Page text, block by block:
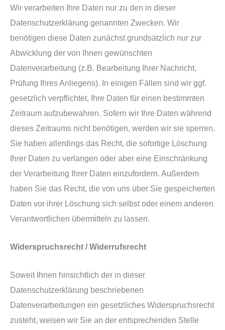
Wir verarbeiten Ihre Daten nur zu den in dieser
Datenschutzerklärung genannten Zwecken. Wir
benötigen diese Daten zunächst grundsätzlich nur zur
Abwicklung der von Ihnen gewünschten
Datenverarbeitung (z.B. Bearbeitung Ihrer Nachricht,
Prüfung Ihres Anliegens). In einigen Fällen sind wir ggf.
gesetzlich verpflichtet, Ihre Daten für einen bestimmten
Zeitraum aufzubewahren. Sofern wir Ihre Daten während
dieses Zeitraums nicht benötigen, werden wir sie sperren.
Sie haben allerdings das Recht, die sofortige Löschung
Ihrer Daten zu verlangen oder aber eine Einschränkung
der Verarbeitung Ihrer Daten einzufordern. Außerdem
haben Sie das Recht, die von uns über Sie gespeicherten
Daten vor ihrer Löschung sich selbst oder einem anderen
Verantwortlichen übermitteln zu lassen.
Widerspruchsrecht / Widerrufsrecht
Soweit Ihnen hinsichtlich der in dieser
Datenschutzerklärung beschriebenen
Datenverarbeitungen ein gesetzliches Widerspruchsrecht
zusteht, weisen wir Sie an der entsprechenden Stelle